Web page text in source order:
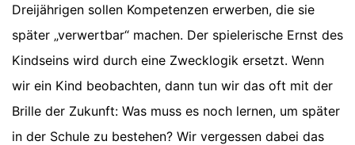
Dreijährigen sollen Kompetenzen erwerben, die sie
später „verwertbar“ machen. Der spielerische Ernst des
Kindseins wird durch eine Zwecklogik ersetzt. Wenn
wir ein Kind beobachten, dann tun wir das oft mit der
Brille der Zukunft: Was muss es noch lernen, um später
in der Schule zu bestehen? Wir vergessen dabei das